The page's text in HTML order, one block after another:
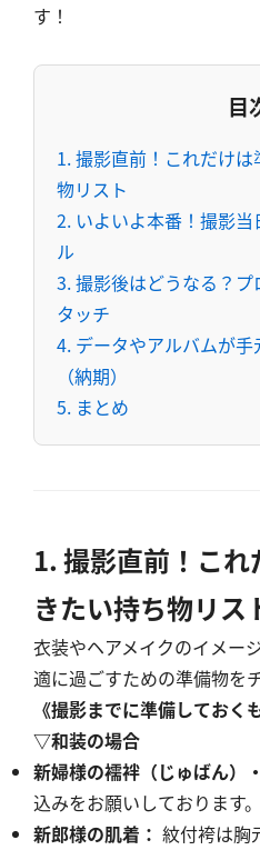
す！
目
1. 撮影直前！これだけ
物リスト
2. いよいよ本番！撮影
ル
3. 撮影後はどうなる？
タッチ
4. データやアルバムが
（納期）
5. まとめ
1. 撮影直前！こ
きたい持ち物リス
衣装やヘアメイクのイメー
適に過ごすための準備物を
《撮影までに準備しておく
▽和装の場合
新婦様の襦袢（じゅばん）
込みをお願いしております。
新郎様の肌着： 紋付袴は胸